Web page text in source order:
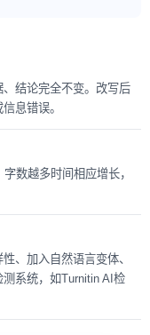
结论完全不变。改写后
息错误。
数越多时间相应增长，
、加入自然语言变体、
系统，如Turnitin AI检